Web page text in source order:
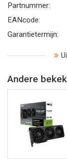
Partnummer:
EANcode:
Garantietermijn:
Andere